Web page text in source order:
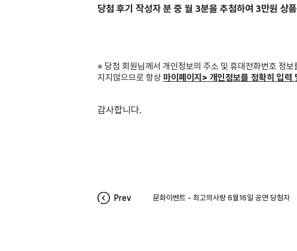
당첨 후기 작성자 분 중 월 3분을 추첨하여 3만원 상
※ 당첨 회원님께서 개인정보의 주소 및 휴대전화번호 정
지지않으므로 항상 마이페이지> 개인정보를 정확히 입력
감사합니다.
Prev 문화이벤트 - 최고의사랑 6월16일 공연 당첨자